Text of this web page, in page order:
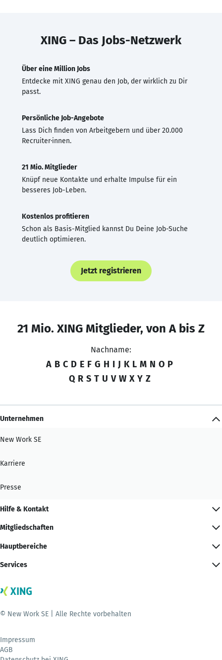
XING – Das Jobs-Netzwerk
Über eine Million Jobs
Entdecke mit XING genau den Job, der wirklich zu Dir
passt.
Persönliche Job-Angebote
Lass Dich finden von Arbeitgebern und über 20.000
Recruiter·innen.
21 Mio. Mitglieder
Knüpf neue Kontakte und erhalte Impulse für ein
besseres Job-Leben.
Kostenlos profitieren
Schon als Basis-Mitglied kannst Du Deine Job-Suche
deutlich optimieren.
Jetzt registrieren
21 Mio. XING Mitglieder, von A bis Z
Nachname:
A B C D E F G H I J K L M N O P
Q R S T U V W X Y Z
Unternehmen
New Work SE
Karriere
Presse
Hilfe & Kontakt
Mitgliedschaften
Hauptbereiche
Services
© New Work SE | Alle Rechte vorbehalten
Impressum
AGB